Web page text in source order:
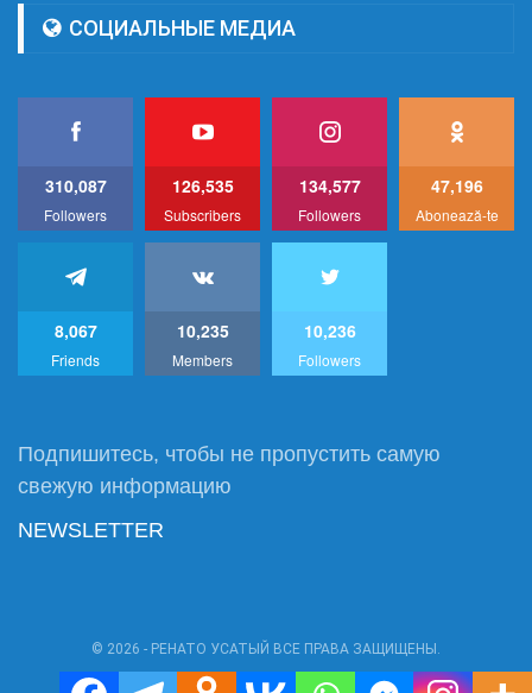
СОЦИАЛЬНЫЕ МЕДИА
310,087
Followers
126,535
Subscribers
134,577
Followers
47,196
Abonează-te
8,067
Friends
10,235
Members
10,236
Followers
Подпишитесь, чтобы не пропустить самую
свежую информацию
NEWSLETTER
© 2026 - РЕНАТО УСАТЫЙ ВСЕ ПРАВА ЗАЩИЩЕНЫ.
Power by:RU1